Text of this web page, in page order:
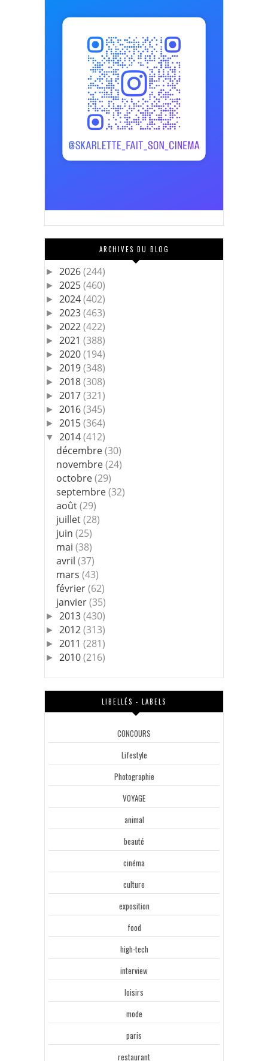
ARCHIVES DU BLOG
► 2026(244)
► 2025(460)
► 2024(402)
► 2023(463)
► 2022(422)
► 2021 (388)
► 2020(194)
► 2019(348)
► 2018(308)
► 2017(321)
► 2016(345)
► 2015(364)
▼ 2014(412)
décembre(30)
novembre(24)
octobre(29)
septembre(32)
août(29)
juillet(28)
juin(25)
mai(38)
avril(37)
mars(43)
février(62)
janvier(35)
► 2013(430)
► 2012(313)
► 2011 (281)
► 2010(216)
LIBELLÉS - LABELS
CONCOURS
Lifestyle
Photographie
VOYAGE
animal
beauté
cinéma
culture
exposition
food
high-tech
interview
loisirs
mode
paris
restaurant